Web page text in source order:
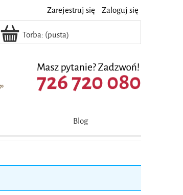
Zarejestruj się Zaloguj się
Torba: (pusta)
Blog